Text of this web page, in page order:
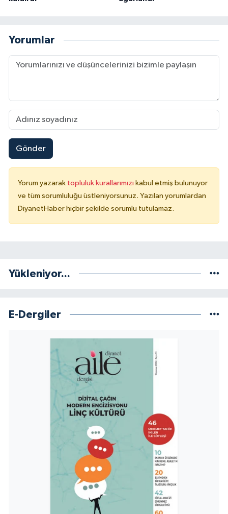
Yorumlar
Gönder
Yorum yazarak topluluk kurallarımızı kabul etmiş bulunuyor
ve tüm sorumluluğu üstleniyorsunuz. Yazılan yorumlardan
DiyanetHaber hiçbir şekilde sorumlu tutulamaz.
Yükleniyor...
E-Dergiler
Kars Müftülüğü
Kastamonu Müftülüğü
Kilis Müftülüğü
Kırıkkale Müftülüğü
Kırklareli Müftülüğü
Kırşehir Müftülüğü
Kocaeli Müftülüğü
Kütahya Müftülüğü
Mardin Müftülüğü
Mersin Müftülüğü
Muğla Müftülüğü
Muş Müftülüğü
Nevşehir Müftülüğü
Niğde Müftülüğü
Ordu Müftülüğü